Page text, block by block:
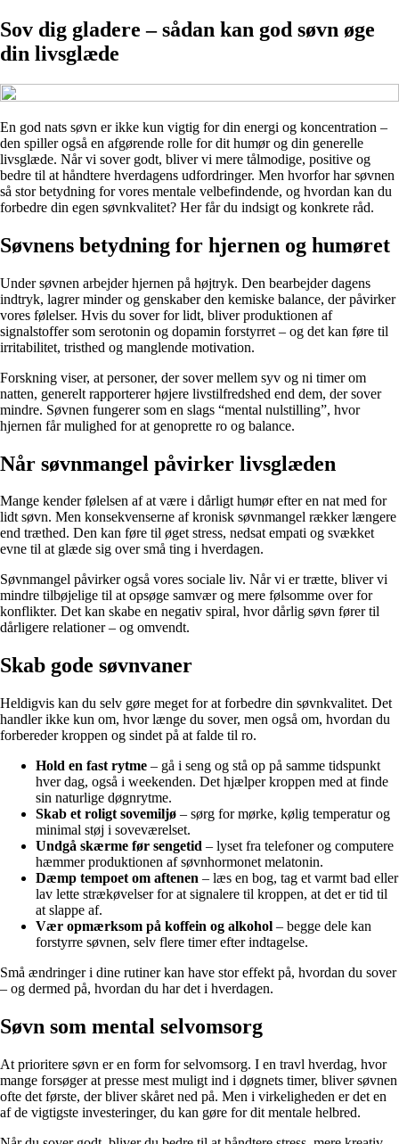
Sov dig gladere – sådan kan god søvn øge
din livsglæde
En god nats søvn er ikke kun vigtig for din energi og koncentration –
den spiller også en afgørende rolle for dit humør og din generelle
livsglæde. Når vi sover godt, bliver vi mere tålmodige, positive og
bedre til at håndtere hverdagens udfordringer. Men hvorfor har søvnen
så stor betydning for vores mentale velbefindende, og hvordan kan du
forbedre din egen søvnkvalitet? Her får du indsigt og konkrete råd.
Søvnens betydning for hjernen og humøret
Under søvnen arbejder hjernen på højtryk. Den bearbejder dagens
indtryk, lagrer minder og genskaber den kemiske balance, der påvirker
vores følelser. Hvis du sover for lidt, bliver produktionen af
signalstoffer som serotonin og dopamin forstyrret – og det kan føre til
irritabilitet, tristhed og manglende motivation.
Forskning viser, at personer, der sover mellem syv og ni timer om
natten, generelt rapporterer højere livstilfredshed end dem, der sover
mindre. Søvnen fungerer som en slags “mental nulstilling”, hvor
hjernen får mulighed for at genoprette ro og balance.
Når søvnmangel påvirker livsglæden
Mange kender følelsen af at være i dårligt humør efter en nat med for
lidt søvn. Men konsekvenserne af kronisk søvnmangel rækker længere
end træthed. Den kan føre til øget stress, nedsat empati og svækket
evne til at glæde sig over små ting i hverdagen.
Søvnmangel påvirker også vores sociale liv. Når vi er trætte, bliver vi
mindre tilbøjelige til at opsøge samvær og mere følsomme over for
konflikter. Det kan skabe en negativ spiral, hvor dårlig søvn fører til
dårligere relationer – og omvendt.
Skab gode søvnvaner
Heldigvis kan du selv gøre meget for at forbedre din søvnkvalitet. Det
handler ikke kun om, hvor længe du sover, men også om, hvordan du
forbereder kroppen og sindet på at falde til ro.
Hold en fast rytme – gå i seng og stå op på samme tidspunkt
hver dag, også i weekenden. Det hjælper kroppen med at finde
sin naturlige døgnrytme.
Skab et roligt sovemiljø – sørg for mørke, kølig temperatur og
minimal støj i soveværelset.
Undgå skærme før sengetid – lyset fra telefoner og computere
hæmmer produktionen af søvnhormonet melatonin.
Dæmp tempoet om aftenen – læs en bog, tag et varmt bad eller
lav lette strækøvelser for at signalere til kroppen, at det er tid til
at slappe af.
Vær opmærksom på koffein og alkohol – begge dele kan
forstyrre søvnen, selv flere timer efter indtagelse.
Små ændringer i dine rutiner kan have stor effekt på, hvordan du sover
– og dermed på, hvordan du har det i hverdagen.
Søvn som mental selvomsorg
At prioritere søvn er en form for selvomsorg. I en travl hverdag, hvor
mange forsøger at presse mest muligt ind i døgnets timer, bliver søvnen
ofte det første, der bliver skåret ned på. Men i virkeligheden er det en
af de vigtigste investeringer, du kan gøre for dit mentale helbred.